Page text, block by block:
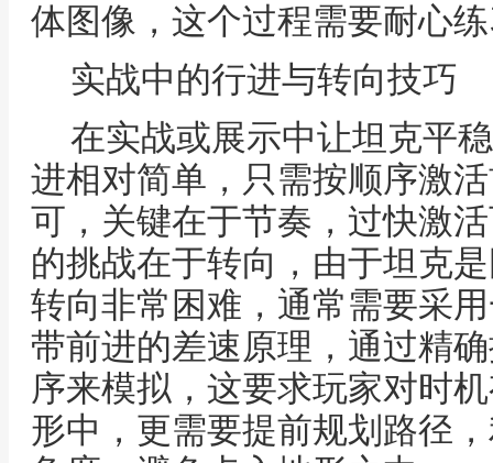
体图像，这个过程需要耐心
实战中的行进与转向技巧
在实战或展示中让坦克平
进相对简单，只需按顺序激
可，关键在于节奏，过快激
的挑战在于转向，由于坦克
转向非常困难，通常需要采
带前进的差速原理，通过精
序来模拟，这要求玩家对时
形中，更需要提前规划路径